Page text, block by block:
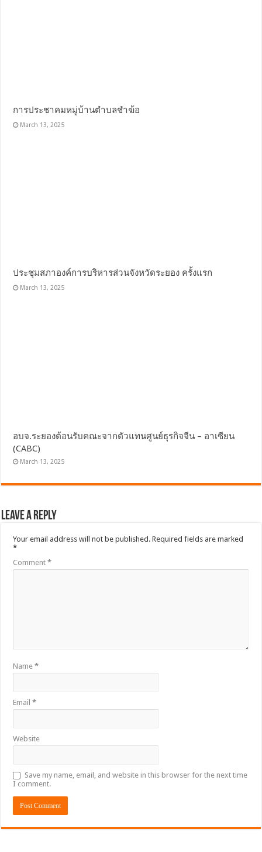
การประชาคมหมู่บ้านตำบลชำฆ้อ
March 13, 2025
ประชุมสภาองค์การบริหารส่วนจังหวัดระยอง ครั้งแรก
March 13, 2025
อบจ.ระยองต้อนรับคณะจากตัวแทนศูนย์ธุรกิจจีน – อาเซียน
(CABC)
March 13, 2025
Leave a Reply
Your email address will not be published. Required fields are marked
*
Comment*
Name*
Email*
Website
Save my name, email, and website in this browser for the next time
I comment.